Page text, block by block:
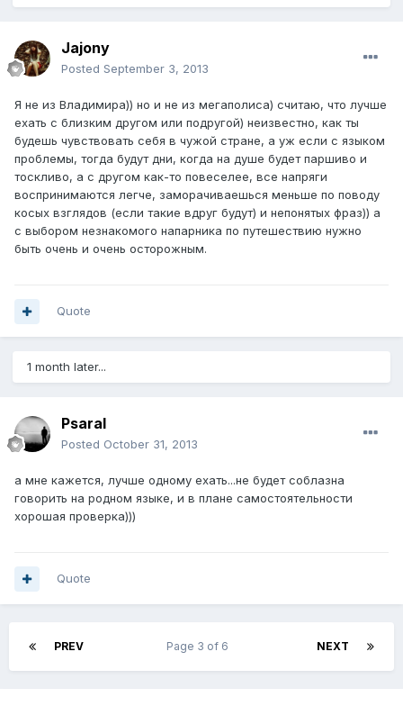
Jajony
Posted September 3, 2013
Я не из Владимира)) но и не из мегаполиса) считаю, что лучше
ехать с близким другом или подругой) неизвестно, как ты
будешь чувствовать себя в чужой стране, а уж если с языком
проблемы, тогда будут дни, когда на душе будет паршиво и
тоскливо, а с другом как-то повеселее, все напряги
воспринимаются легче, заморачиваешься меньше по поводу
косых взглядов (если такие вдруг будут) и непонятых фраз)) а
с выбором незнакомого напарника по путешествию нужно
быть очень и очень осторожным.
Quote
1 month later...
Psaral
Posted October 31, 2013
а мне кажется, лучше одному ехать...не будет соблазна
говорить на родном языке, и в плане самостоятельности
хорошая проверка)))
Quote
PREV NEXT
Page 3 of 6